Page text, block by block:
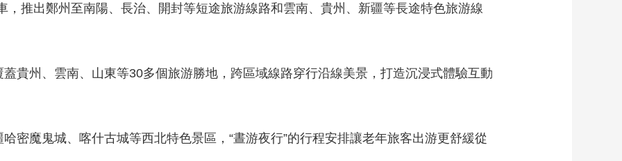
奧會 CBA NBA 中超 國足 國際足球 網球 綜合體育 亞冬會
央博 非遺 文化 旅游 科普 健康 樂齡 閱讀 藝術 汽車 數智 5G 産業+
，推出鄭州至南陽、長治、開封等短途旅游線路和雲南、貴州、新疆等長途特色旅游線
蓋貴州、雲南、山東等30多個旅游勝地，跨區域線路穿行沿線美景，打造沉浸式體驗互動
哈密魔鬼城、喀什古城等西北特色景區，“晝游夜行”的行程安排讓老年旅客出游更舒緩從